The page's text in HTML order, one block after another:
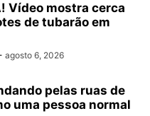
Vídeo mostra cerca
de tubarão em
agosto 6, 2026
pelas ruas de
uma pessoa normal